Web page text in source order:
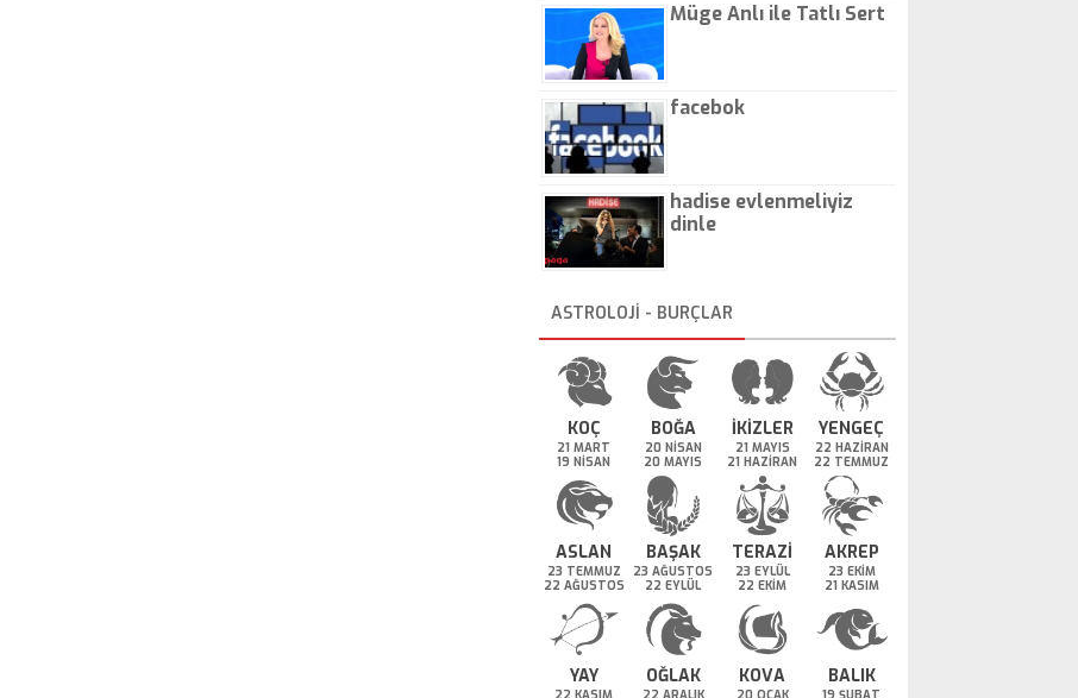
Müge Anlı ile Tatlı Sert
facebok
hadise evlenmeliyiz
dinle
ASTROLOJİ - BURÇLAR
KOÇ
21 MART
19 NİSAN
BOĞA
20 NİSAN
20 MAYIS
İKİZLER
21 MAYIS
21 HAZİRAN
YENGEÇ
22 HAZİRAN
22 TEMMUZ
ASLAN
23 TEMMUZ
22 AĞUSTOS
BAŞAK
23 AĞUSTOS
22 EYLÜL
TERAZİ
23 EYLÜL
22 EKİM
AKREP
23 EKİM
21 KASIM
YAY OĞLAK KOVA BALIK